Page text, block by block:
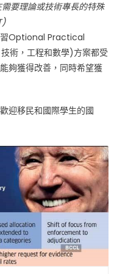
要理論或技術專長的特殊
習Optional Practical
術，工程和數學)方案都受
夠獲得改善，同時希望獲
迎移民和國際學生的國